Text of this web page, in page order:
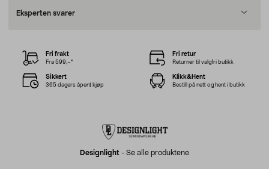
Eksperten svarer
Designlight - Se alle produktene
Fri frakt
Fra 599,–*
Fri retur
Returner til valgfri butikk
Sikkert
365 dagers åpent kjøp
Klikk&Hent
Bestill på nett og hent i butikk